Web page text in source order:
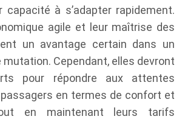
capacité à s’adapter rapidement.
agile et leur maîtrise des
un avantage certain dans un
mutation. Cependant, elles devront
pour répondre aux attentes
en termes de confort et
en maintenant leurs tarifs